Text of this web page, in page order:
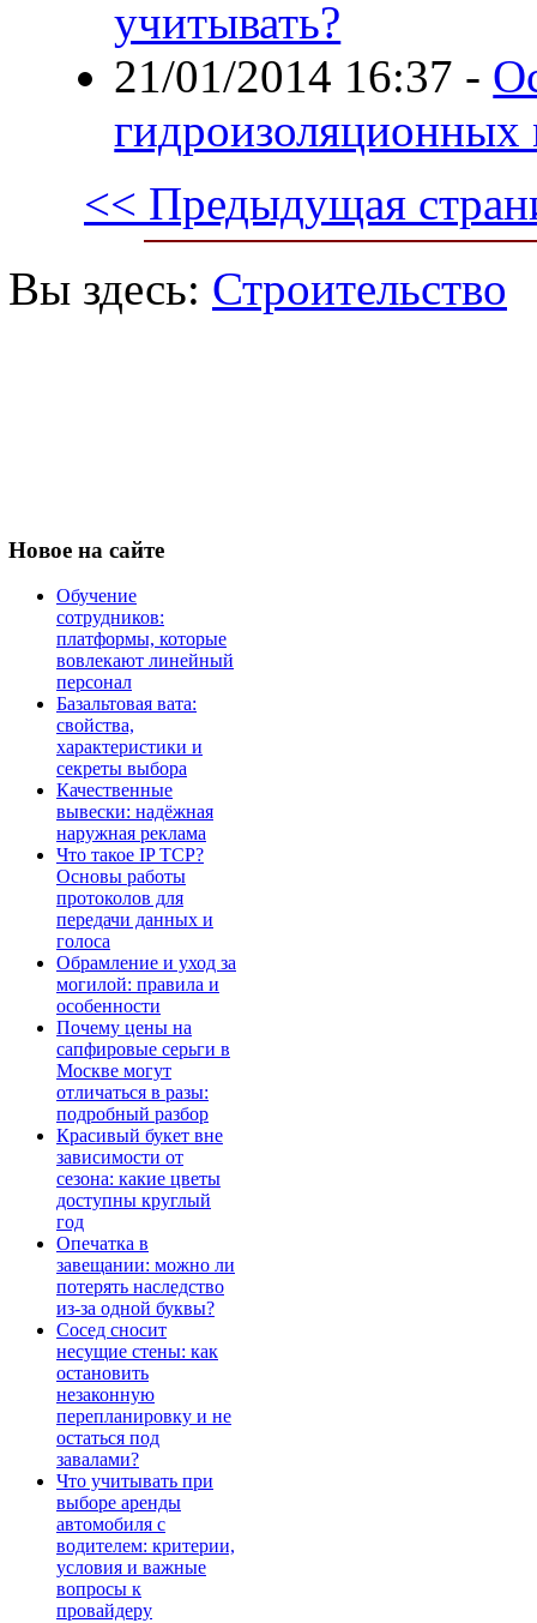
учитывать?
21/01/2014 16:37 -
гидроизоляционных
<< Предыдущая
Вы здесь: Строительство
Новое на сайте
Обучение
сотрудников:
платформы, которые
вовлекают линейный
персонал
Базальтовая вата:
свойства,
характеристики и
секреты выбора
Качественные
вывески: надёжная
наружная реклама
Что такое IP TCP?
Основы работы
протоколов для
передачи данных и
голоса
Обрамление и уход за
могилой: правила и
особенности
Почему цены на
сапфировые серьги в
Москве могут
отличаться в разы:
подробный разбор
Красивый букет вне
зависимости от
сезона: какие цветы
доступны круглый
год
Опечатка в
завещании: можно ли
потерять наследство
из-за одной буквы?
Сосед сносит
несущие стены: как
остановить
незаконную
перепланировку и не
остаться под
завалами?
Что учитывать при
выборе аренды
автомобиля с
водителем: критерии,
условия и важные
вопросы к
провайдеру